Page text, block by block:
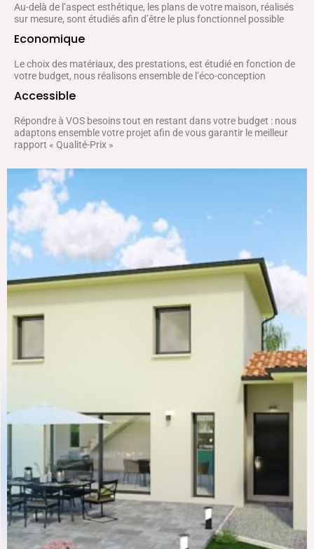
Au-delà de l’aspect esthétique, les plans de votre maison, réalisés
sur mesure, sont étudiés afin d’être le plus fonctionnel possible
Economique
Le choix des matériaux, des prestations, est étudié en fonction de
votre budget, nous réalisons ensemble de l’éco-conception
Accessible
Répondre à VOS besoins tout en restant dans votre budget : nous
adaptons ensemble votre projet afin de vous garantir le meilleur
rapport « Qualité-Prix »